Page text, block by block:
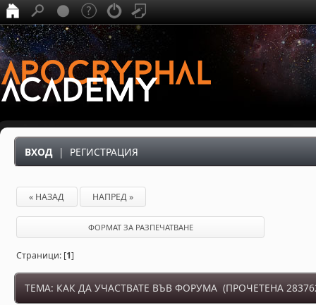
ВХОД | РЕГИСТРАЦИЯ
« НАЗАД НАПРЕД »
ФОРМАТ ЗА РАЗПЕЧАТВАНЕ
Страници: [1]
ТЕМА: КАК ДА УЧАСТВАТЕ ВЪВ ФОРУМА (ПРОЧЕТЕНА